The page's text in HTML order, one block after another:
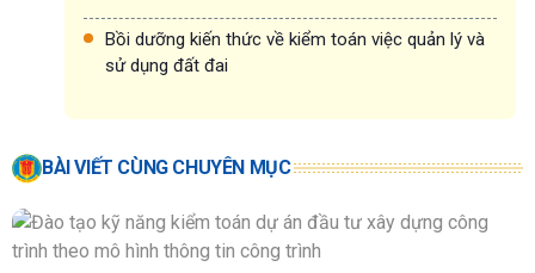
Bồi dưỡng kiến thức về kiểm toán việc quản lý và
sử dụng đất đai
BÀI VIẾT CÙNG CHUYÊN MỤC